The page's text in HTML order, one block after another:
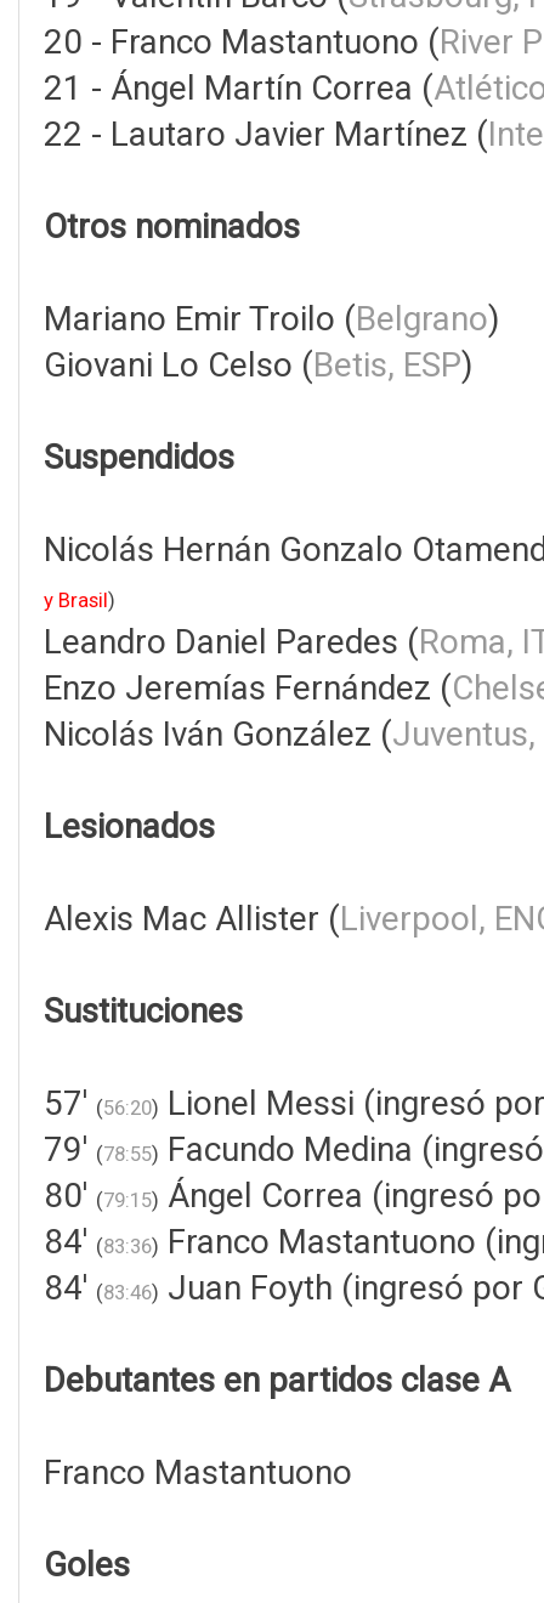
20 - Franco Mastantuono (River
21 - Ángel Martín Correa (
22 - Lautaro Javier Martínez (
Otros nominados
Mariano Emir Troilo (Belgrano)
Giovani Lo Celso (Betis, ESP)
Suspendidos
Nicolás Hernán Gonzalo
y Brasil)
Leandro Daniel Paredes (Roma,
Enzo Jeremías Fernández (
Nicolás Iván González (Juventus,
Lesionados
Alexis Mac Allister (Liverpool,
Sustituciones
57' (56:20) Lionel Messi (ingresó
79' (78:55) Facundo Medina
80' (79:15) Ángel Correa (ingresó
84' (83:36) Franco Mastantuono
84' (83:46) Juan Foyth (ingresó por
Debutantes en partidos clase A
Franco Mastantuono
Goles